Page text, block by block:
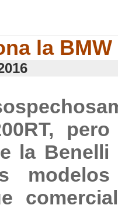
la BMW
la Benelli